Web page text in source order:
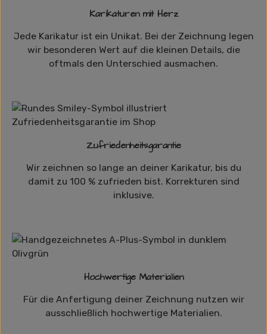
Karikaturen mit Herz
Jede Karikatur ist ein Unikat. Bei der Zeichnung legen
wir besonderen Wert auf die kleinen Details, die
oftmals den Unterschied ausmachen.
Zufriedenheitsgarantie
Wir zeichnen so lange an deiner Karikatur, bis du
damit zu 100 % zufrieden bist. Korrekturen sind
inklusive.
Hochwertige Materialien
Für die Anfertigung deiner Zeichnung nutzen wir
ausschließlich hochwertige Materialien.